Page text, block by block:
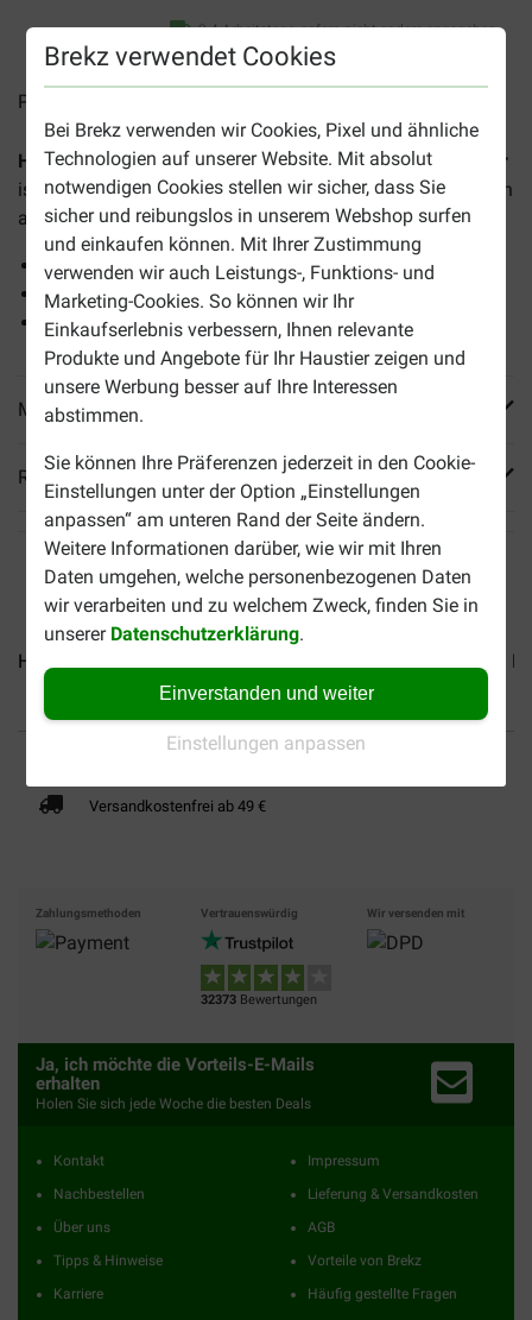
Brekz verwendet Cookies
Bei Brekz verwenden wir Cookies, Pixel und ähnliche
Technologien auf unserer Website. Mit absolut
notwendigen Cookies stellen wir sicher, dass Sie
sicher und reibungslos in unserem Webshop surfen
und einkaufen können. Mit Ihrer Zustimmung
verwenden wir auch Leistungs-, Funktions- und
Marketing-Cookies. So können wir Ihr
Einkaufserlebnis verbessern, Ihnen relevante
Produkte und Angebote für Ihr Haustier zeigen und
unsere Werbung besser auf Ihre Interessen
abstimmen.
Sie können Ihre Präferenzen jederzeit in den Cookie-
Einstellungen unter der Option „Einstellungen
anpassen“ am unteren Rand der Seite ändern.
Weitere Informationen darüber, wie wir mit Ihren
Daten umgehen, welche personenbezogenen Daten
wir verarbeiten und zu welchem Zweck, finden Sie in
unserer Datenschutzerklärung.
Einverstanden und weiter
Einstellungen anpassen
2-4 Arbeitstage, sofern nicht anders angegeben
Preise inkl. MwSt zzgl.
Hill's Science Plan Mature Adult 7+ mit Huhn Katzenfutter
ist ein unwiderstehliches Trockenfutter mit Huhn für Katzen
ab einem Alter von 7 Jahren.
Leicht verdaulich
Fördert eine gesunde Haut
Unterstützt die Gesundheit der Organe
Mehr Produktinfos
Reviews
Hill's Adult Sterilised Cat...
Bis 30% günstiger Sicher bezahlen
Versandkostenfrei ab 49 €
Zahlungsmethoden Vertrauenswürdig
32373 Bewertungen
Wir versenden mit
Ja, ich möchte die Vorteils-E-Mails
erhalten
Holen Sie sich jede Woche die besten Deals
Kontakt
Nachbestellen
Über uns
Tipps & Hinweise
Karriere
Impressum
Lieferung & Versandkosten
AGB
Vorteile von Brekz
Häufig gestellte Fragen